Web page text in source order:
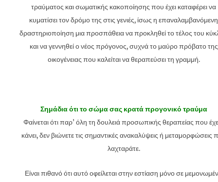
τραύματος και σωματικής κακοποίησης που έχει καταφέρει να
κυματίσει τον δρόμο της στις γενιές, ίσως η επαναλαμβανόμενη
δραστηριοποίηση μια προσπάθεια να προκληθεί το τέλος του
και να γεννηθεί ο νέος πρόγονος, συχνά το μαύρο πρόβατο της
οικογένειας που καλείται να θεραπεύσει τη γραμμή.
Σημάδια ότι το σώμα σας κρατά προγονικό τραύμα
Φαίνεται ότι παρ’ όλη τη δουλειά προσωπικής θεραπείας που
κάνει, δεν βιώνετε τις σημαντικές ανακαλύψεις ή μεταμορφώσεις
λαχταράτε.
Είναι πιθανό ότι αυτό οφείλεται στην εστίαση μόνο σε